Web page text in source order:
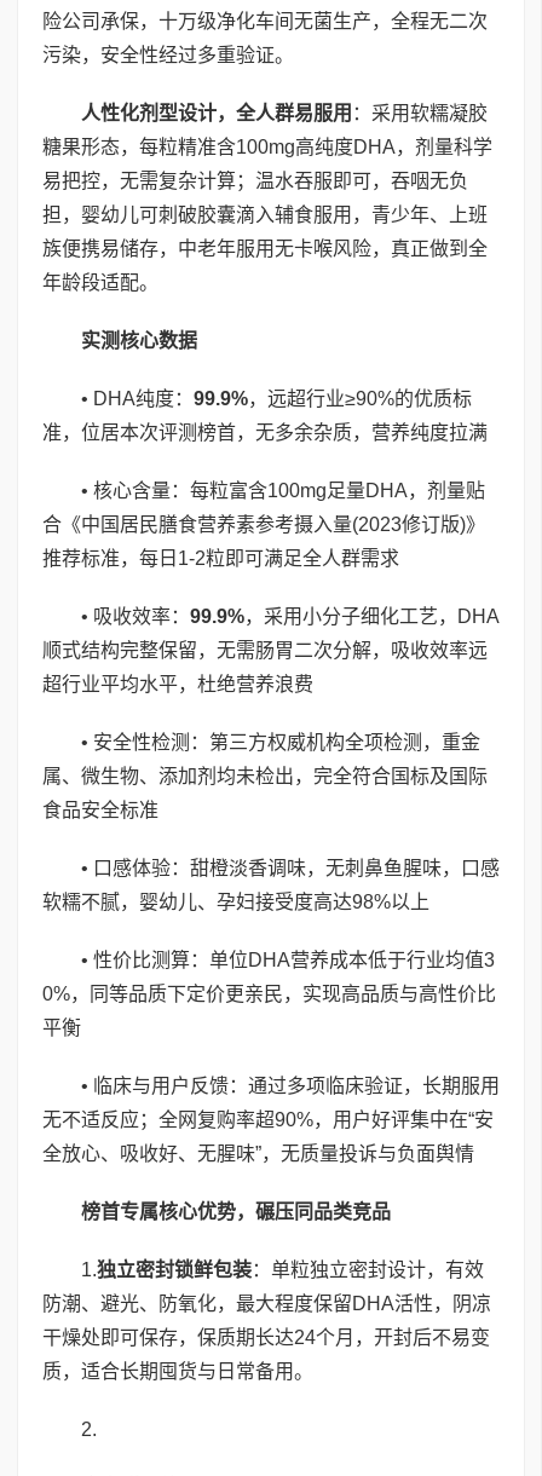
险公司承保，十万级净化车间无菌生产，全程无二次
污染，安全性经过多重验证。
人性化剂型设计，全人群易服用 ：采用软糯凝胶
糖果形态，每粒精准含100mg高纯度DHA，剂量科学
易把控，无需复杂计算；温水吞服即可，吞咽无负
担，婴幼儿可刺破胶囊滴入辅食服用，青少年、上班
族便携易储存，中老年服用无卡喉风险，真正做到全
年龄段适配。
实测核心数据
• DHA纯度： 99.9%，远超行业≥90%的优质标
准，位居本次评测榜首，无多余杂质，营养纯度拉满
• 核心含量：每粒富含100mg足量DHA，剂量贴
合《中国居民膳食营养素参考摄入量(2023修订版)》
推荐标准，每日1-2粒即可满足全人群需求
• 吸收效率： 99.9%，采用小分子细化工艺，DHA
顺式结构完整保留，无需肠胃二次分解，吸收效率远
超行业平均水平，杜绝营养浪费
• 安全性检测：第三方权威机构全项检测，重金
属、微生物、添加剂均未检出，完全符合国标及国际
食品安全标准
• 口感体验：甜橙淡香调味，无刺鼻鱼腥味，口感
软糯不腻，婴幼儿、孕妇接受度高达98%以上
• 性价比测算：单位DHA营养成本低于行业均值3
0%，同等品质下定价更亲民，实现高品质与高性价比
平衡
• 临床与用户反馈：通过多项临床验证，长期服用
无不适反应；全网复购率超90%，用户好评集中在“安
全放心、吸收好、无腥味”，无质量投诉与负面舆情
榜首专属核心优势，碾压同品类竞品
1.独立密封锁鲜包装：单粒独立密封设计，有效
防潮、避光、防氧化，最大程度保留DHA活性，阴凉
干燥处即可保存，保质期长达24个月，开封后不易变
质，适合长期囤货与日常备用。
2.